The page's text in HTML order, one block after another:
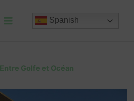
Spanish
Entre Golfe et Océan